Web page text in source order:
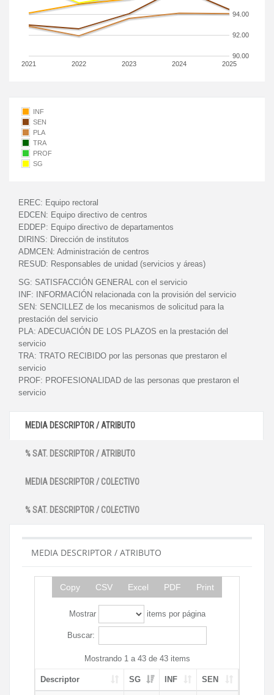
2021 2022 2023 2024 2025
90.00
92.00
94.00
INF
SEN
PLA
TRA
PROF
SG
EREC: Equipo rectoral
EDCEN: Equipo directivo de centros
EDDEP: Equipo directivo de departamentos
DIRINS: Dirección de institutos
ADMCEN: Administración de centros
RESUD: Responsables de unidad (servicios y áreas)
SG: SATISFACCIÓN GENERAL con el servicio
INF:
INFORMACIÓN relacionada con la provisión del servicio
SEN: SENCILLEZ de los mecanismos de solicitud para la
prestación del servicio
PLA: ADECUACIÓN DE LOS PLAZOS en la prestación del
servicio
TRA: TRATO RECIBIDO por las personas que prestaron el
servicio
PROF: PROFESIONALIDAD de las personas que prestaron el
servicio
MEDIA DESCRIPTOR / ATRIBUTO
% SAT. DESCRIPTOR / ATRIBUTO
MEDIA DESCRIPTOR / COLECTIVO
% SAT. DESCRIPTOR / COLECTIVO
MEDIA DESCRIPTOR / ATRIBUTO
Copy CSV Excel PDF Print
Mostrar items por página
Buscar:
Mostrando 1 a 43 de 43 items
Descriptor SG INF SEN